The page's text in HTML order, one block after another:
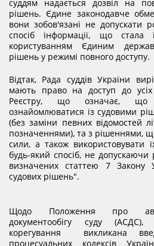
суддям надається дозвіл на
рішень. Єдине законодавче
вони зобов'язані не допускати
спосіб інформації, що
користуванням Єдиним
рішень у режимі повного доступу.
Відтак, Рада суддів України
мають право на доступ до усіх
Реєстру, що означає,
ознайомлюватися із судовими
(без заміни певних відомостей
позначеннями), та з рішеннями,
сили, а також використовувати
будь-який спосіб, не допускаючи
визначених статтею 7 Закону
судових рішень".
Щодо Положення про
документообігу суду
корегування викликана
процесуальних кодексів